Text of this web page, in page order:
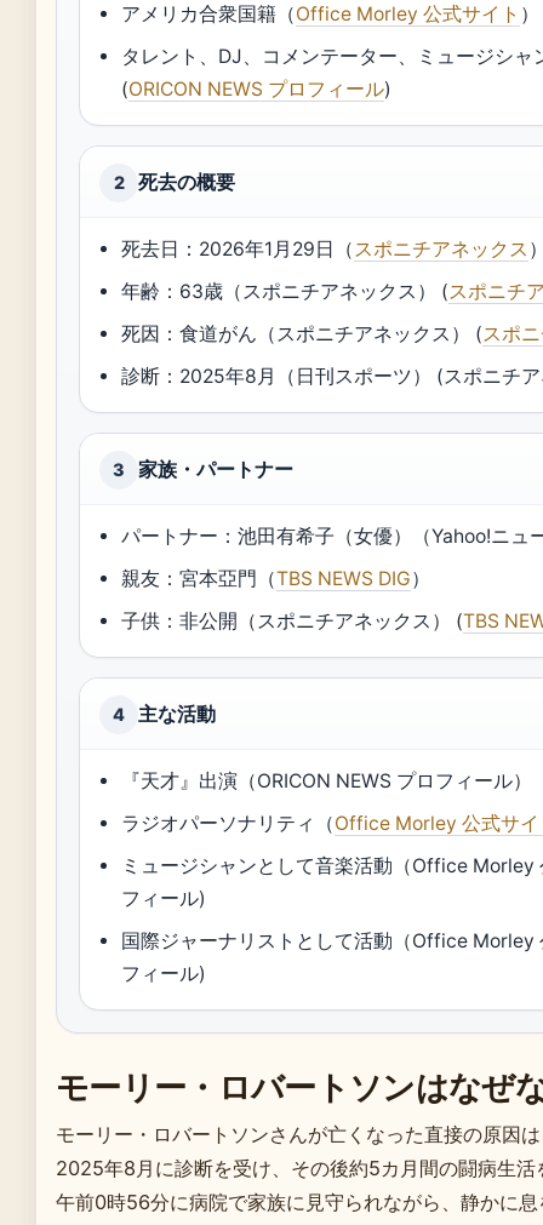
アメリカ合衆国籍（Office Morley 公式サイト ）
タレント、DJ、コメンテーター、ミュージシ
(ORICON NEWS プロフィール)
2 死去の概要
死去日：2026年1月29日（スポニチアネックス
年齢：63歳（スポニチアネックス） (スポニチ
死因：食道がん（スポニチアネックス） (スポ
診断：2025年8月（日刊スポーツ） (スポニチ
3 家族・パートナー
パートナー：池田有希子（女優）（Yahoo!ニュ
親友：宮本亞門（TBS NEWS DIG）
子供：非公開（スポニチアネックス） (TBS
4 主な活動
『天才』出演（ORICON NEWS プロフィール）
ラジオパーソナリティ（Office Morley 公式サ
ミュージシャンとして音楽活動（Office Morley
フィール)
国際ジャーナリストとして活動（Office Morley
フィール)
モーリー・ロバートソンはなぜ
モーリー・ロバートソンさんが亡くなった直接の原因
2025年8月に診断を受け、その後約5カ月間の闘病生
午前0時56分に病院で家族に見守られながら、静かに